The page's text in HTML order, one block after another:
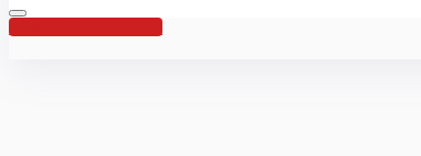
Hotline:0961 894 472